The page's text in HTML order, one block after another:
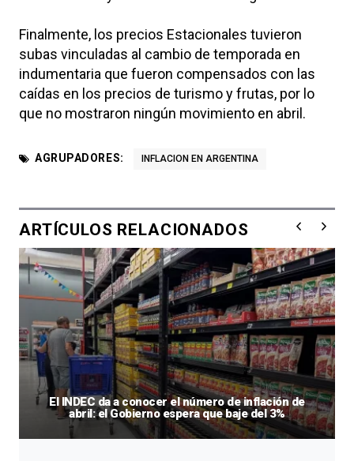
Finalmente, los precios Estacionales tuvieron
subas vinculadas al cambio de temporada en
indumentaria que fueron compensados con las
caídas en los precios de turismo y frutas, por lo
que no mostraron ningún movimiento en abril.
AGRUPADORES: INFLACION EN ARGENTINA
ARTÍCULOS RELACIONADOS
El INDEC da a conocer el número de inflación de
abril: el Gobierno espera que baje del 3%